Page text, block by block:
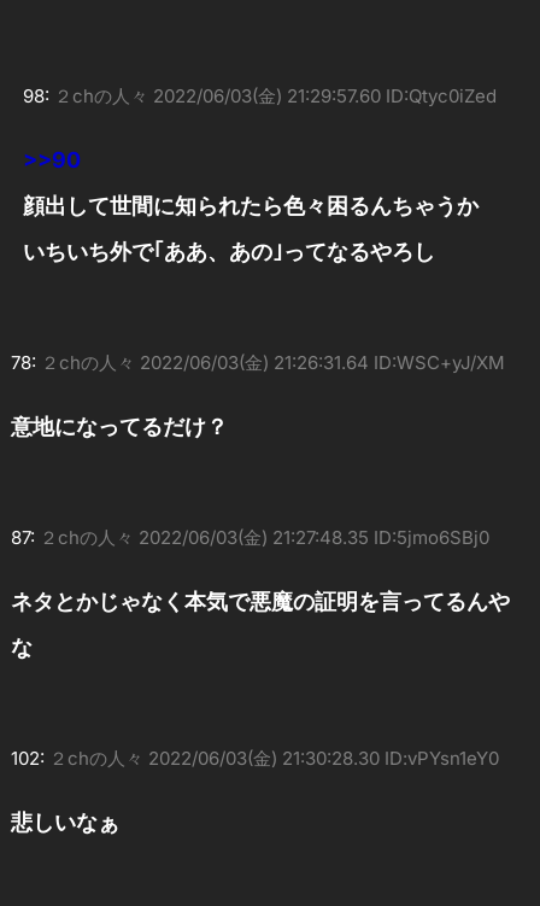
98: ２chの人々 2022/06/03(金) 21:29:57.60 ID:Qtyc0iZed
>>90
顔出して世間に知られたら色々困るんちゃうか
いちいち外で｢ああ、あの｣ってなるやろし
78: ２chの人々 2022/06/03(金) 21:26:31.64 ID:WSC+yJ/XM
意地になってるだけ？
87: ２chの人々 2022/06/03(金) 21:27:48.35 ID:5jmo6SBj0
ネタとかじゃなく本気で悪魔の証明を言ってるんや
な
102: ２chの人々 2022/06/03(金) 21:30:28.30 ID:vPYsn1eY0
悲しいなぁ